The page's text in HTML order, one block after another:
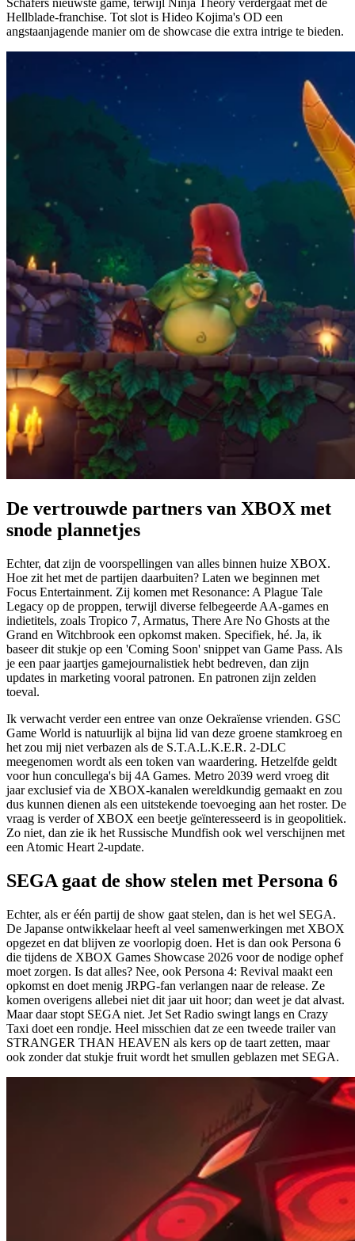
Hellblade-franchise. Tot slot is Hideo Kojima's OD een
angstaanjagende manier om de showcase die extra intrige te bieden.
De vertrouwde partners van XBOX met
snode plannetjes
Echter, dat zijn de voorspellingen van alles binnen huize XBOX.
Hoe zit het met de partijen daarbuiten? Laten we beginnen met
Focus Entertainment. Zij komen met Resonance: A Plague Tale
Legacy op de proppen, terwijl diverse felbegeerde AA-games en
indietitels, zoals Tropico 7, Armatus, There Are No Ghosts at the
Grand en Witchbrook een opkomst maken. Specifiek, hé. Ja, ik
baseer dit stukje op een 'Coming Soon' snippet van Game Pass. Als
je een paar jaartjes gamejournalistiek hebt bedreven, dan zijn
updates in marketing vooral patronen. En patronen zijn zelden
toeval.
Ik verwacht verder een entree van onze Oekraïense vrienden. GSC
Game World is natuurlijk al bijna lid van deze groene stamkroeg en
het zou mij niet verbazen als de S.T.A.L.K.E.R. 2-DLC
meegenomen wordt als een token van waardering. Hetzelfde geldt
voor hun concullega's bij 4A Games. Metro 2039 werd vroeg dit
jaar exclusief via de XBOX-kanalen wereldkundig gemaakt en zou
dus kunnen dienen als een uitstekende toevoeging aan het roster. De
vraag is verder of XBOX een beetje geïnteresseerd is in geopolitiek.
Zo niet, dan zie ik het Russische Mundfish ook wel verschijnen met
een Atomic Heart 2-update.
SEGA gaat de show stelen met Persona 6
Echter, als er één partij de show gaat stelen, dan is het wel SEGA.
De Japanse ontwikkelaar heeft al veel samenwerkingen met XBOX
opgezet en dat blijven ze voorlopig doen. Het is dan ook Persona 6
die tijdens de XBOX Games Showcase 2026 voor de nodige ophef
moet zorgen. Is dat alles? Nee, ook Persona 4: Revival maakt een
opkomst en doet menig JRPG-fan verlangen naar de release. Ze
komen overigens allebei niet dit jaar uit hoor; dan weet je dat alvast.
Maar daar stopt SEGA niet. Jet Set Radio swingt langs en Crazy
Taxi doet een rondje. Heel misschien dat ze een tweede trailer van
STRANGER THAN HEAVEN als kers op de taart zetten, maar
ook zonder dat stukje fruit wordt het smullen geblazen met SEGA.